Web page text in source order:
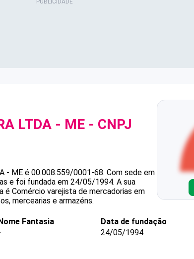
LTDA - ME - CNPJ
- ME é 00.008.559/0001-68. Com sede em
e foi fundada em 24/05/1994. A sua
é Comércio varejista de mercadorias em
mercearias e armazéns.
Fantasia
Data de fundação
24/05/1994